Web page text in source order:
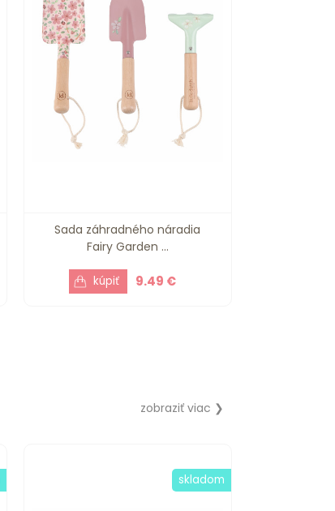
Sada záhradného náradia
Fairy Garden ...
9.49 €
zobraziť viac ❯
skladom